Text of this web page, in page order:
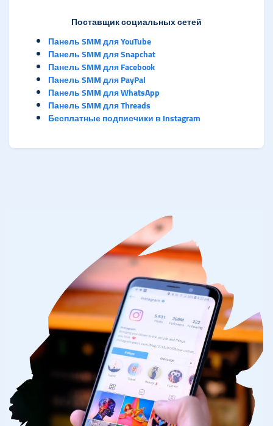
Поставщик социальных сетей
Панель SMM для YouTube
Панель SMM для Snapchat
Панель SMM для Facebook
Панель SMM для PayPal
Панель SMM для WhatsApp
Панель SMM для Threads
Бесплатные подписчики в Instagram